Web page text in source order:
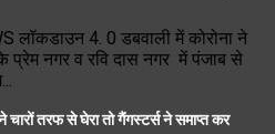
लॉकडाउन 4. 0 डबवाली में कोरोना ने
प्रेम नगर व रवि दास नगर में पंजाब से
तरफ से घेरा तो गैंगस्टर्स ने समाप्त कर